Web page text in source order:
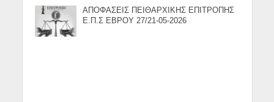
ΑΠΟΦΑΣΕΙΣ ΠΕΙΘΑΡΧΙΚΗΣ ΕΠΙΤΡΟΠΗΣ
Ε.Π.Σ ΕΒΡΟΥ 27/21-05-2026